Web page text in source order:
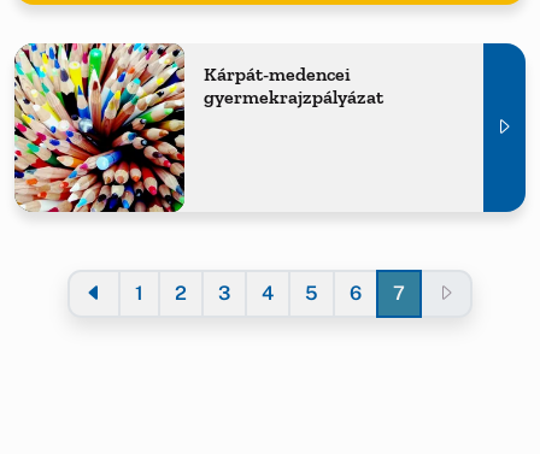
Kárpát-medencei
gyermekrajzpályázat
1 2 3 4 5 6 7